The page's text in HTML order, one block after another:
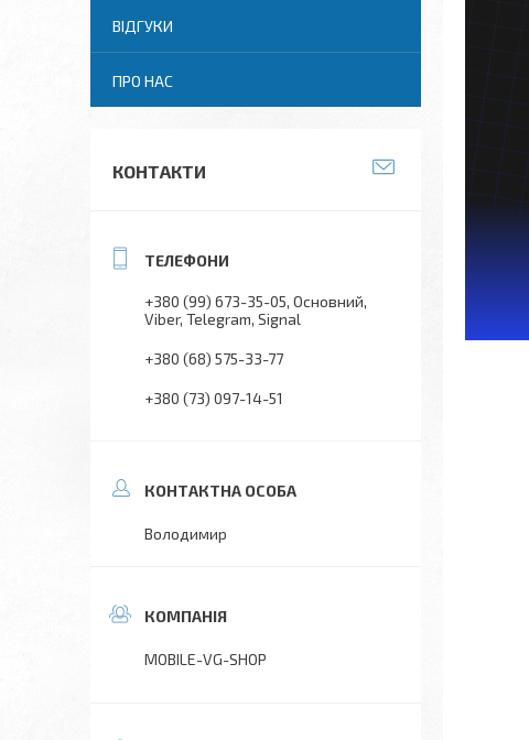
ВІДГУКИ
ПРО НАС
КОНТАКТИ
+380 (99) 673-35-05 Основний,
Viber, Telegram, Signal
+380 (68) 575-33-77
+380 (73) 097-14-51
Володимир
MOBILE-VG-SHOP